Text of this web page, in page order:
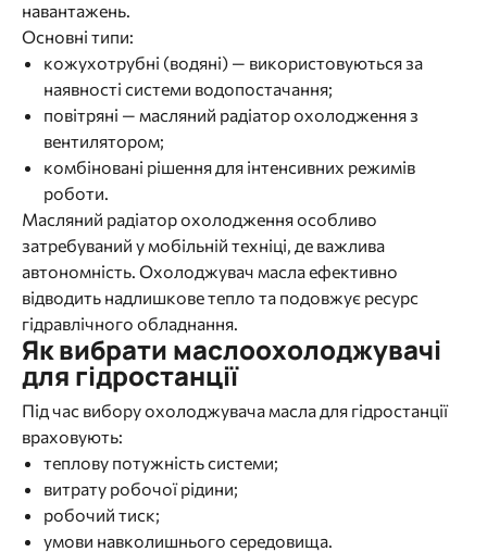
навантажень.
Основні типи:
кожухотрубні (водяні) — використовуються за
наявності системи водопостачання;
повітряні — масляний радіатор охолодження з
вентилятором;
комбіновані рішення для інтенсивних режимів
роботи.
Масляний радіатор охолодження особливо
затребуваний у мобільній техніці, де важлива
автономність. Охолоджувач масла ефективно
відводить надлишкове тепло та подовжує ресурс
гідравлічного обладнання.
Як вибрати маслоохолоджувачі
для гідростанції
Під час вибору охолоджувача масла для гідростанції
враховують:
теплову потужність системи;
витрату робочої рідини;
робочий тиск;
умови навколишнього середовища.